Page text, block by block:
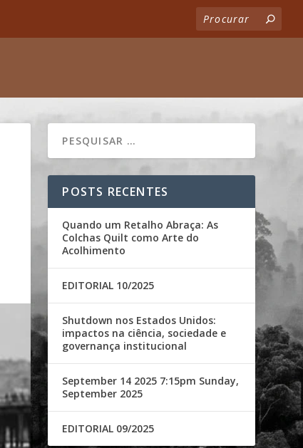
POSTS RECENTES
Quando um Retalho Abraça: As
Colchas Quilt como Arte do
Acolhimento
EDITORIAL 10/2025
Shutdown nos Estados Unidos:
impactos na ciência, sociedade e
governança institucional
September 14 2025 7:15pm Sunday,
September 2025
EDITORIAL 09/2025